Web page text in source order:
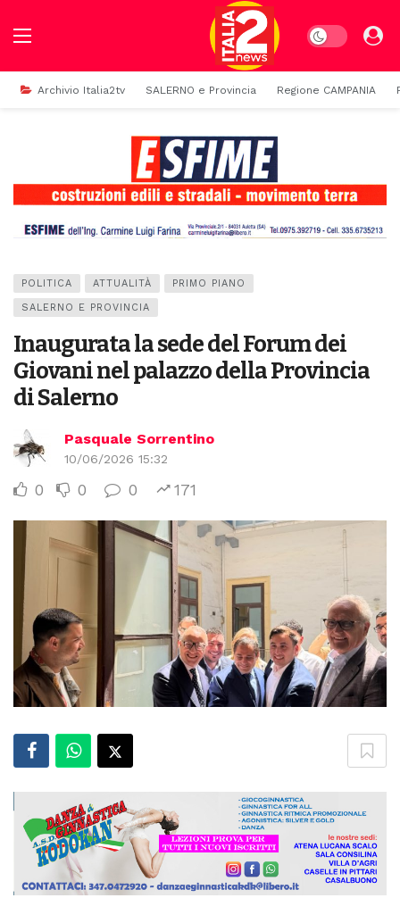
Dark mode
Archivio Italia2tv SALERNO e Provincia Regione CAMPANIA
POLITICA ATTUALITÀ PRIMO PIANO
SALERNO E PROVINCIA
Inaugurata la sede del Forum dei
Giovani nel palazzo della Provincia
di Salerno
Pasquale Sorrentino
10/06/2026 15:32
0 0 0 171